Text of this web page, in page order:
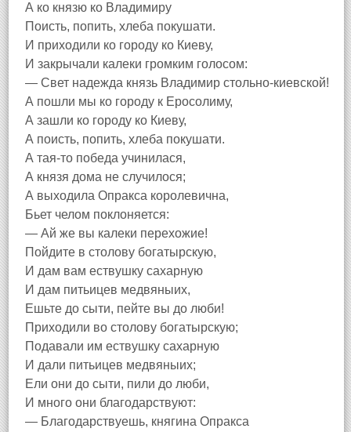
А ко князю ко Владимиру
Поисть, попить, хлеба покушати.
И приходили ко городу ко Киеву,
И закрычали калеки громким голосом:
— Свет надежда князь Владимир стольно-киевской!
А пошли мы ко городу к Еросолиму,
А зашли ко городу ко Киеву,
А поисть, попить, хлеба покушати.
А тая-то победа учинилася,
А князя дома не случилося;
А выходила Опракса королевична,
Бьет челом поклоняется:
— Ай же вы калеки перехожие!
Пойдите в столову богатырскую,
И дам вам ествушку сахарную
И дам питьицев медвяныих,
Ешьте до сыти, пейте вы до люби!
Приходили во столову богатырскую;
Подавали им ествушку сахарную
И дали питьицев медвяныих;
Ели они до сыти, пили до люби,
И много они благодарствуют:
— Благодарствуешь, княгина Опракса